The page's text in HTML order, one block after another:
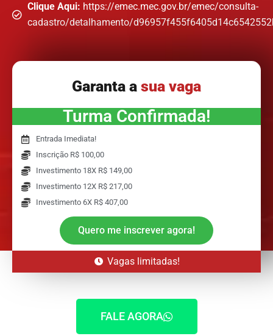
Clique Aqui: https://emec.mec.gov.br/emec/consulta-
cadastro/detalhamento/
Garanta a sua vaga
Turma Confirmada!
Entrada Imediata!
Inscrição R$ 100,00
Investimento 18X R$ 149,00
Investimento 12X R$ 217,00
Investimento 6X R$ 407,00
Quero me inscrever agora!
Vagas limitadas!
FALE AGORA